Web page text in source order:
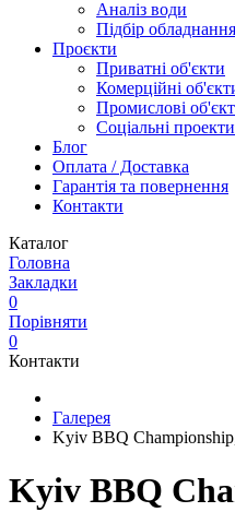
Аналіз води
Підбір обладнання
Проєкти
Приватні об'єкти
Комерційні
Промислові
Соціальні проекти
Блог
Оплата / Доставка
Гарантія та повернення
Контакти
Каталог
Головна
Закладки
0
Порівняти
0
Контакти
Галерея
Kyiv BBQ
Kyiv BBQ